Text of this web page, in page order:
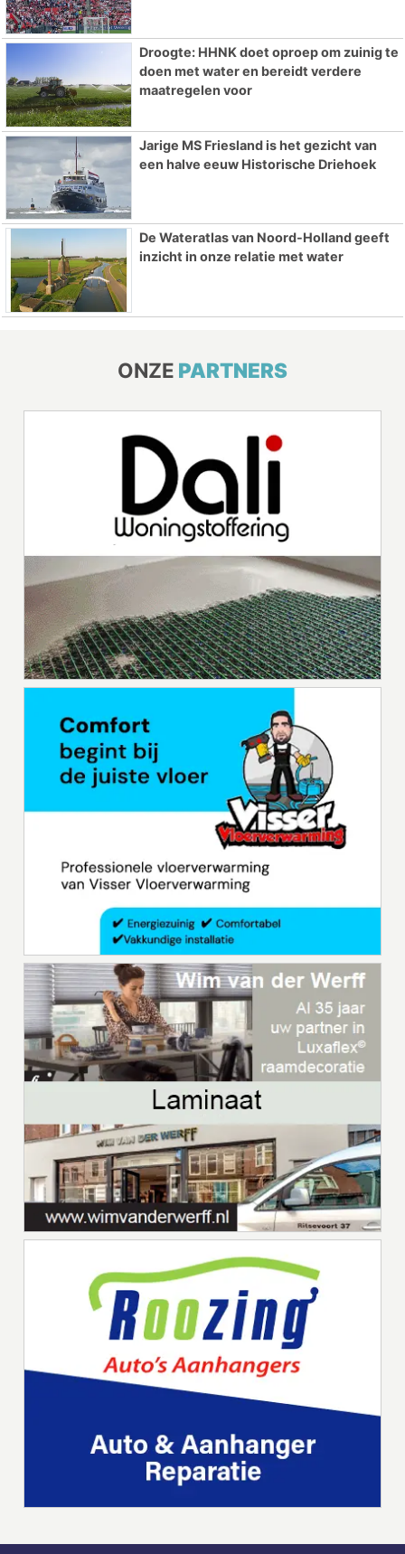
Droogte: HHNK doet oproep om zuinig te
doen met water en bereidt verdere
maatregelen voor
Jarige MS Friesland is het gezicht van
een halve eeuw Historische Driehoek
De Wateratlas van Noord-Holland geeft
inzicht in onze relatie met water
ONZE PARTNERS